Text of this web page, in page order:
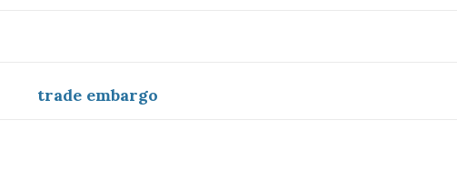
trade embargo